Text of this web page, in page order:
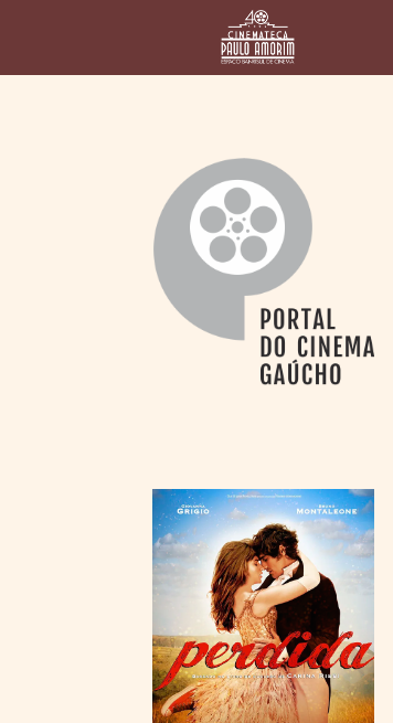
PAULO AMORIM
> HOMENAGEADOS
> ASSOCIAÇÃO DOS
> BIBLIOTECA
ROMEU GRIMALDI
PORTAL DO
CINEMA GAÚCHO
> BUSCA AVANÇADA
> LISTA DE FILMES
> FILMOGRAFIAS DE